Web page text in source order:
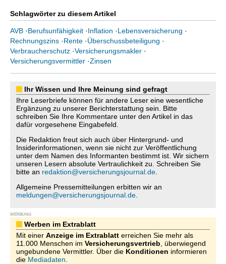
Schlagwörter zu diesem Artikel
AVB ·Berufsunfähigkeit ·Inflation ·Lebensversicherung ·
Rechnungszins ·Rente ·Überschussbeteiligung ·
Verbraucherschutz ·Versicherungsmakler ·
Versicherungsvermittler ·Zinsen
Ihr Wissen und Ihre Meinung sind gefragt
Ihre Leserbriefe können für andere Leser eine wesentliche
Ergänzung zu unserer Berichterstattung sein. Bitte
schreiben Sie Ihre Kommentare unter den Artikel in das
dafür vorgesehene Eingabefeld.
Die Redaktion freut sich auch über Hintergrund- und
Insiderinformationen, wenn sie nicht zur Veröffentlichung
unter dem Namen des Informanten bestimmt ist. Wir sichern
unseren Lesern absolute Vertraulichkeit zu. Schreiben Sie
bitte an redaktion@versicherungsjournal.de
Allgemeine Pressemitteilungen erbitten wir an
meldungen@versicherungsjournal.de
WERBUNG
Werben im Extrablatt
Mit einer Anzeige im Extrablatt erreichen Sie mehr als
11.000 Menschen im Versicherungsvertrieb , überwiegend
ungebundene Vermittler. Über die Konditionen informieren
die Mediadaten